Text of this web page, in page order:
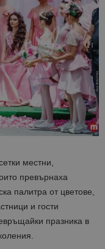
местни,
превърнаха
палитра от цветове,
и гости
празника в